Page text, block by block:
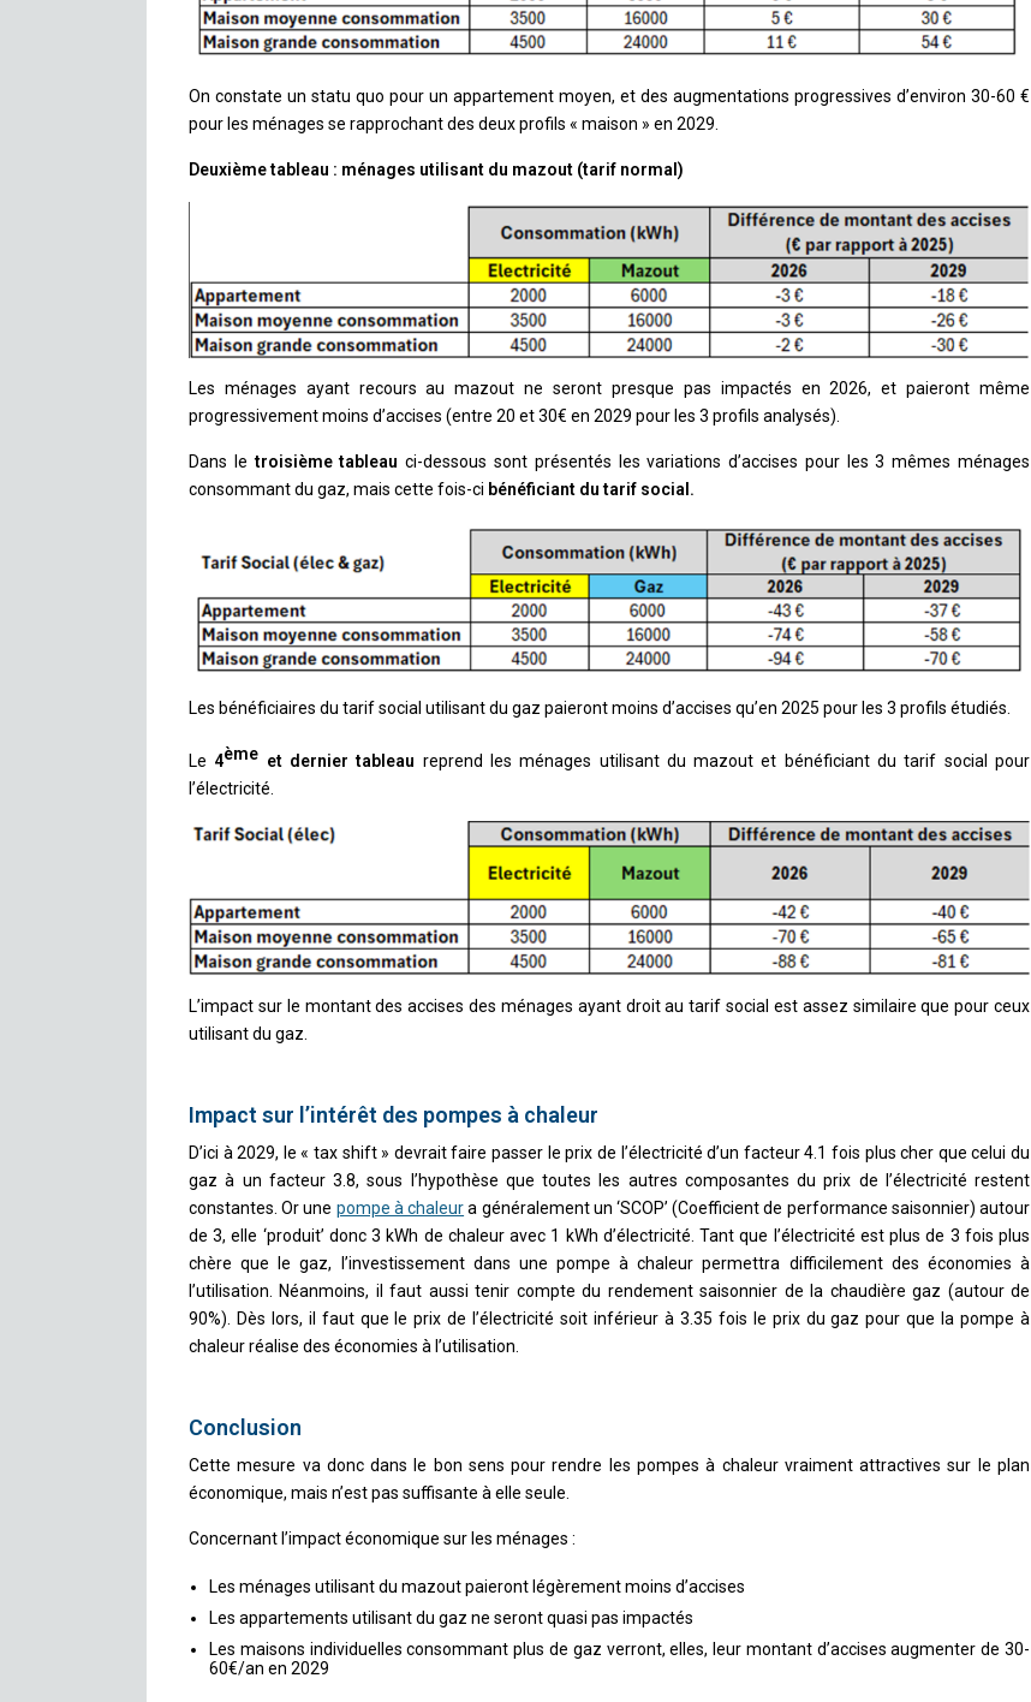
On constate un statu quo pour un appartement moyen, et des augmentations progressives d’environ 30-60 €
pour les ménages se rapprochant des deux profils « maison » en 2029.
Deuxième tableau : ménages utilisant du mazout (tarif normal)
Les ménages ayant recours au mazout ne seront presque pas impactés en 2026, et paieront même
progressivement moins d’accises (entre 20 et 30€ en 2029 pour les 3 profils analysés).
Dans letroisième tableau ci-dessous sont présentés les variations d’accises pour les 3 mêmes ménages
consommant du gaz, mais cette fois-ci bénéficiant du tarif social.
Les bénéficiaires du tarif social utilisant du gaz paieront moins d’accises qu’en 2025 pour les 3 profils étudiés.
Le 4ème et dernier tableau reprend les ménages utilisant du mazout et bénéficiant du tarif social pour
l’électricité.
L’impact sur le montant des accises des ménages ayant droit au tarif social est assez similaire que pour ceux
utilisant du gaz.
Impact sur l’intérêt des pompes à chaleur
D’ici à 2029, le « tax shift » devrait faire passer le prix de l’électricité d’un facteur 4.1 fois plus cher que celui du
gaz à un facteur 3.8, sous l’hypothèse que toutes les autres composantes du prix de l’électricité restent
constantes. Or une pompe à chaleura généralement un ‘SCOP’ (Coefficient de performance saisonnier) autour
de 3, elle ‘produit’ donc 3 kWh de chaleur avec 1 kWh d’électricité. Tant que l’électricité est plus de 3 fois plus
chère que le gaz, l’investissement dans une pompe à chaleur permettra difficilement des économies à
l’utilisation. Néanmoins, il faut aussi tenir compte du rendement saisonnier de la chaudière gaz (autour de
90%). Dès lors, il faut que le prix de l’électricité soit inférieur à 3.35 fois le prix du gaz pour que la pompe à
chaleur réalise des économies à l’utilisation.
Conclusion
Cette mesure va donc dans le bon sens pour rendre les pompes à chaleur vraiment attractives sur le plan
économique, mais n’est pas suffisante à elle seule.
Concernant l’impact économique sur les ménages :
Les ménages utilisant du mazout paieront légèrement moins d’accises
Les appartements utilisant du gaz ne seront quasi pas impactés
Les maisons individuelles consommant plus de gaz verront, elles, leur montant d’accises augmenter de 30-
60€/an en 2029